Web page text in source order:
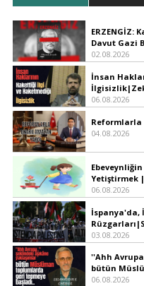
ERZENGİZ:
Davut Gazi
02.08.2026
İnsan
06.08.2026
Reformlarla
04.08.2026
Yetiştirmek
06.08.2026
İspanya'da,
03.08.2026
''Ahh
bütün
06.08.2026